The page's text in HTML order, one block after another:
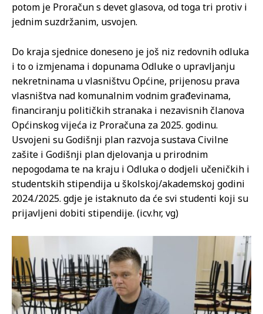
potom je Proračun s devet glasova, od toga tri protiv i
jednim suzdržanim, usvojen.
Do kraja sjednice doneseno je još niz redovnih odluka
i to o izmjenama i dopunama Odluke o upravljanju
nekretninama u vlasništvu Općine, prijenosu prava
vlasništva nad komunalnim vodnim građevinama,
financiranju političkih stranaka i nezavisnih članova
Općinskog vijeća iz Proračuna za 2025. godinu.
Usvojeni su Godišnji plan razvoja sustava Civilne
zašite i Godišnji plan djelovanja u prirodnim
nepogodama te na kraju i Odluka o dodjeli učeničkih i
studentskih stipendija u školskoj/akademskoj godini
2024./2025. gdje je istaknuto da će svi studenti koji su
prijavljeni dobiti stipendije. (icv.hr, vg)